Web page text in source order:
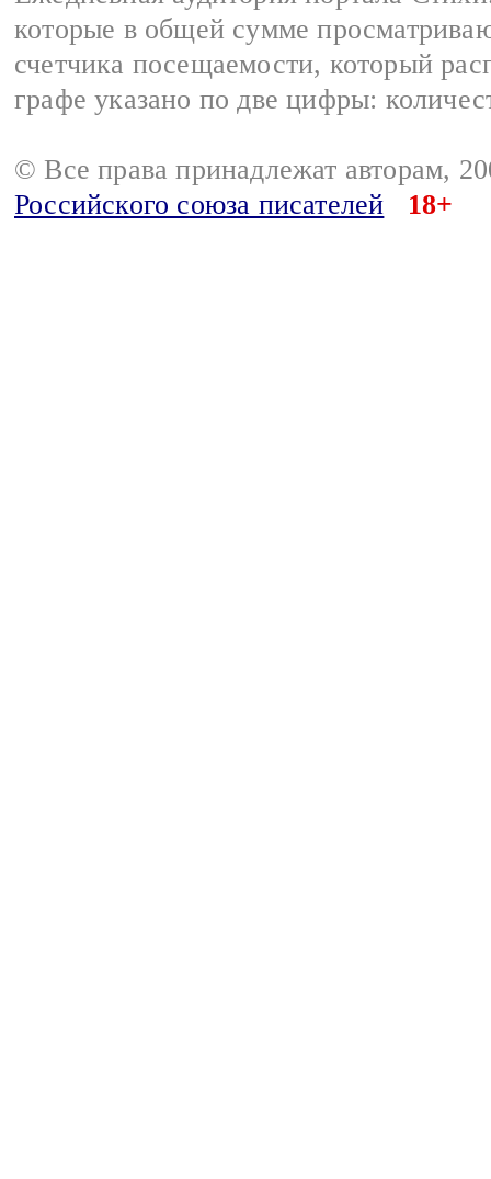
которые в общей сумме
счетчика посещаемости, который
графе указано по две цифры:
© Все права принадлежат авторам,
Российского союза писателей
18+